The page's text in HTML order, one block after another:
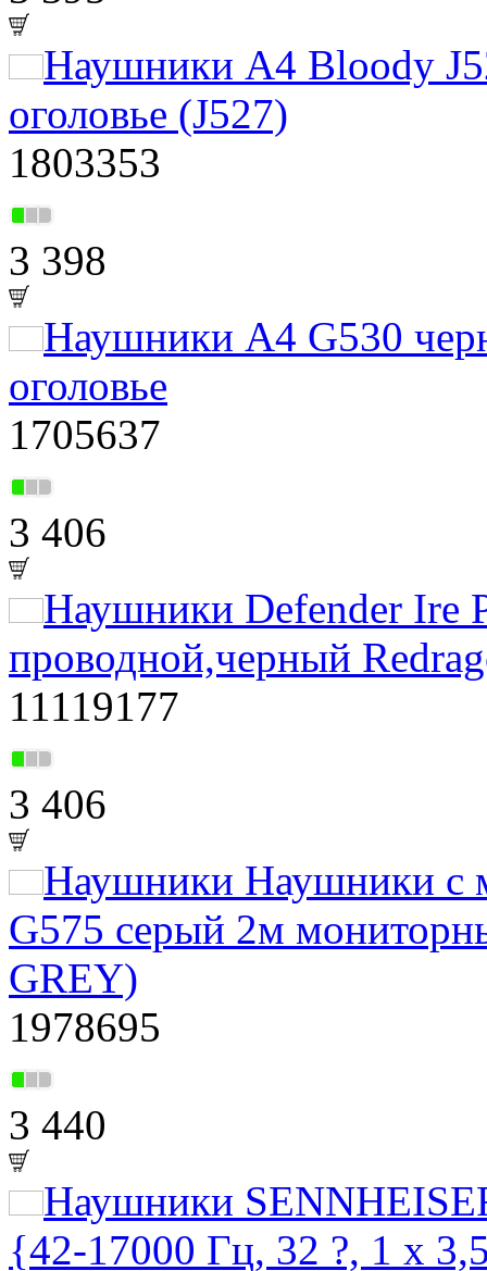
Наушники A4 Bloody
оголовье (J527)
1803353
3 398
Наушники A4 G530
оголовье
1705637
3 406
Наушники Defender Ire
проводной,черный
11119177
3 406
Наушники Наушники с
G575 серый 2м
GREY)
1978695
3 440
Наушники
{42-17000 Гц, 32 ?, 1 x